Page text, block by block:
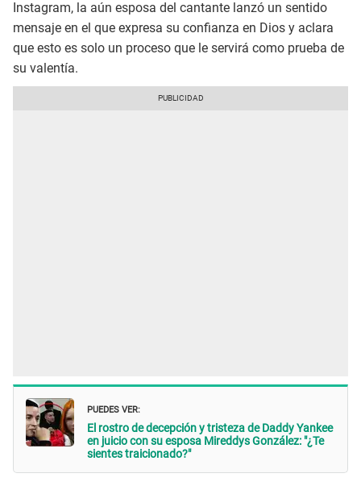
Instagram, la aún esposa del cantante lanzó un sentido
mensaje en el que expresa su confianza en Dios y aclara
que esto es solo un proceso que le servirá como prueba de
su valentía.
PUEDES VER:
El rostro de decepción y tristeza de Daddy Yankee
en juicio con su esposa Mireddys González: "¿Te
sientes traicionado?"